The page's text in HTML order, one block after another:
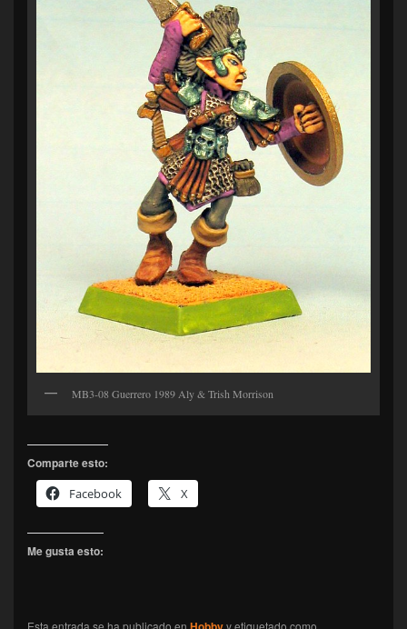
MB3-08 Guerrero 1989 Aly & Trish Morrison
Comparte esto:
Facebook
X
Me gusta esto: